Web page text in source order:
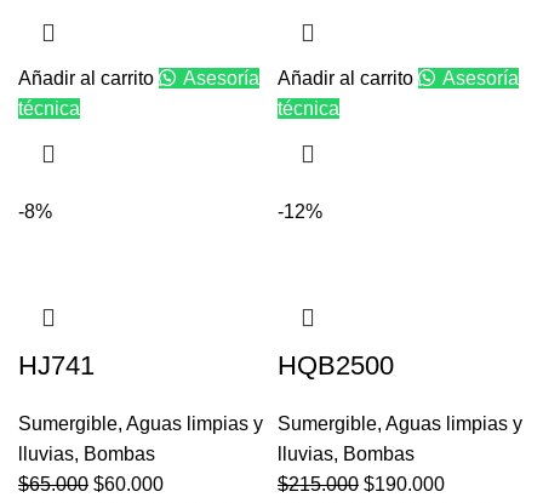
Añadir al carrito
Asesoría
técnica
Añadir al carrito
Asesoría
técnica
-8%
HJ741
Sumergible, Aguas limpias y
lluvias, Bombas
$65.000 $60.000
-12%
HQB2500
Sumergible, Aguas limpias y
lluvias, Bombas
$215.000 $190.000